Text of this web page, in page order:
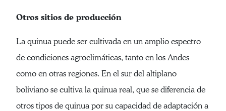
Otros sitios de producción
La quinua puede ser cultivada en un amplio espectro
de condiciones agroclimáticas, tanto en los Andes
como en otras regiones. En el sur del altiplano
boliviano se cultiva la quinua real, que se diferencia de
otros tipos de quinua por su capacidad de adaptación a